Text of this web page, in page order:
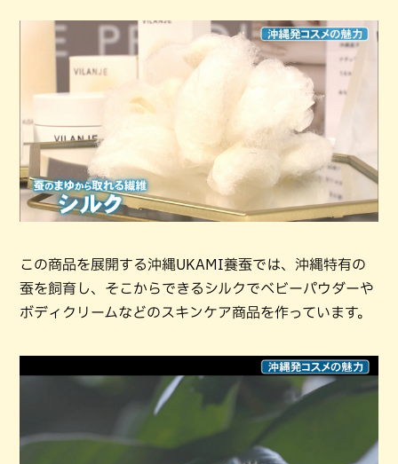
この商品を展開する沖縄UKAMI養蚕では、沖縄特有の
蚕を飼育し、そこからできるシルクでベビーパウダーや
ボディクリームなどのスキンケア商品を作っています。